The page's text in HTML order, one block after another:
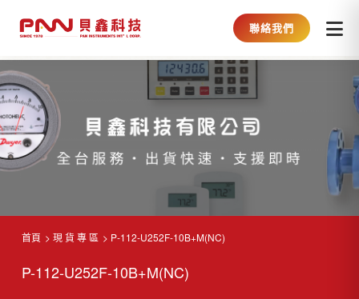
聯絡我們
首頁 現 貨 專 區 P-112-U252F-10B+M(NC)
P-112-U252F-10B+M(NC)